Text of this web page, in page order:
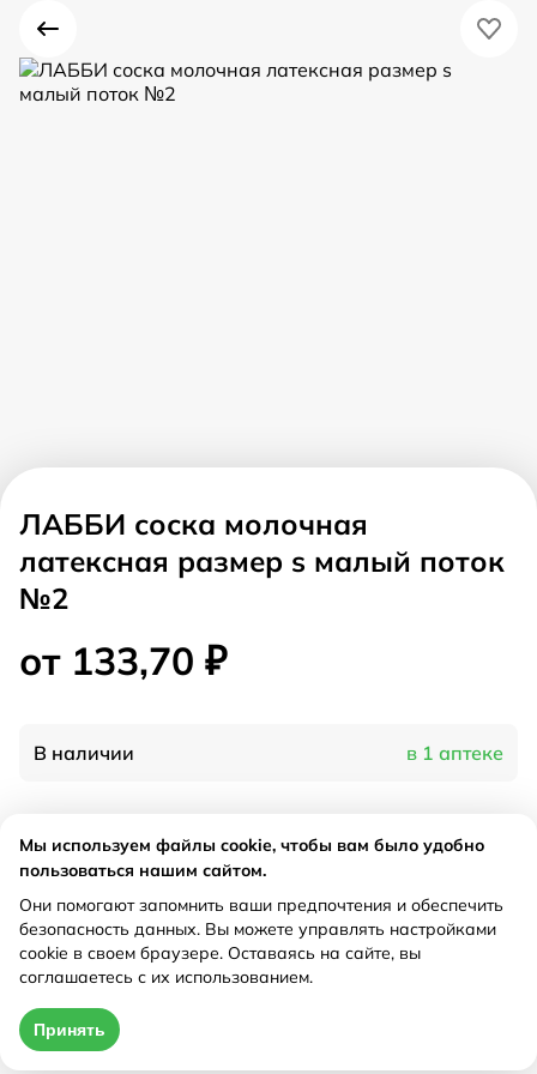
ЛАББИ соска молочная
латексная размер s малый поток
№2
от 133,70 ₽
В наличии в 1 аптеке
Характеристики
Рецепт
Не требуется
от 133,70 ₽
Мы используем файлы cookie, чтобы вам было удобно
пользоваться нашим сайтом.
Они помогают запомнить ваши предпочтения и обеспечить
безопасность данных. Вы можете управлять настройками
cookie в своем браузере. Оставаясь на сайте, вы
соглашаетесь с их использованием.
Принять